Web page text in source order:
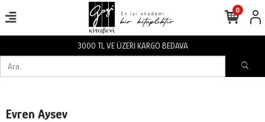
3000 TL VE ÜZERİ KARGO BEDAVA
0
Evren Aysev